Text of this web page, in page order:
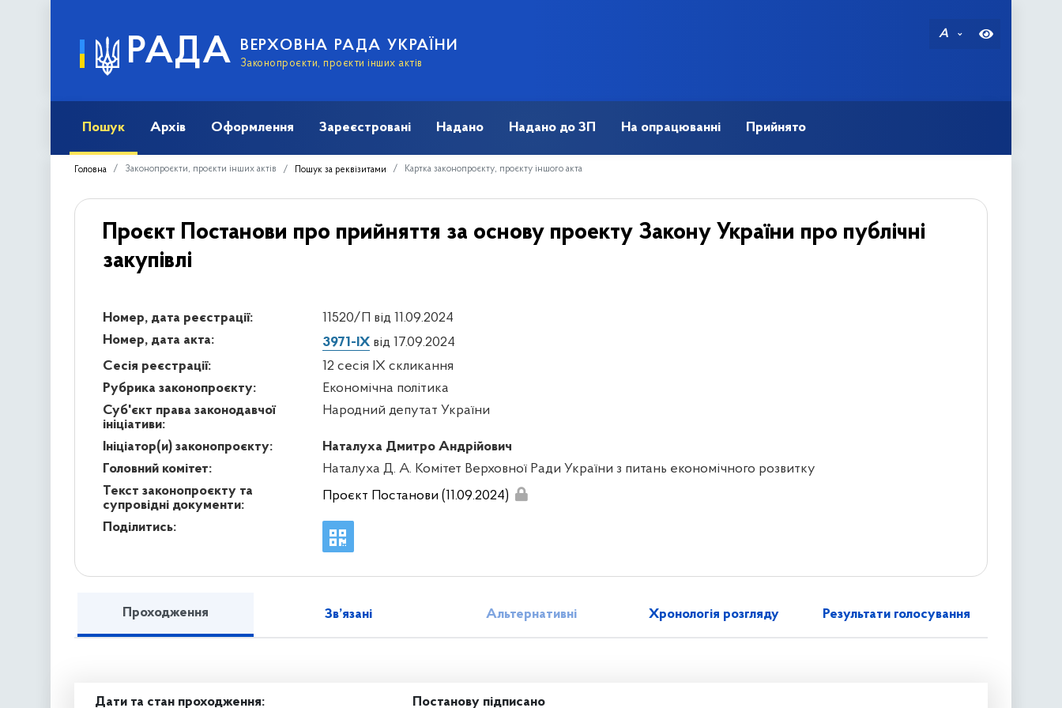
РАДА ВЕРХОВНА РАДА УКРАЇНИ
Законопроєкти, проєкти інших актів
A
Пошук Архів Оформлення Зареєстровані Надано Надано до ЗП На опрацюванні Прийнято
Головна Законопроєкти, проєкти інших актів Пошук за реквізитами Картка законопроєкту, проєкту іншого акта
Проєкт Постанови про прийняття за основу проекту Закону України про публічні
закупівлі
Номер, дата реєстрації:
11520/П від 11.09.2024
Номер, дата акта:
3971-IX від 17.09.2024
Сесія реєстрації:
12 сесія IX скликання
Рубрика законопроєкту:
Економічна політика
Суб'єкт права законодавчої
ініціативи:
Народний депутат України
Ініціатор(и) законопроєкту:
Наталуха Дмитро Андрійович
Головний комітет:
Наталуха Д. А. Комітет Верховної Ради України з питань економічного розвитку
Текст законопроєкту та
супровідні документи:
Проєкт Постанови (11.09.2024)
Поділитись:
Проходження Зв’язані Альтернативні Хронологія розгляду Результати голосування
Дати та стан проходження: Постанову підписано